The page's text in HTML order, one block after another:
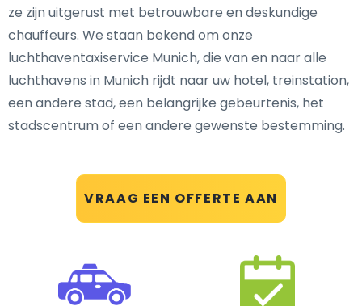
VRAAG EEN OFFERTE AAN
ze zijn uitgerust met betrouwbare en deskundige
chauffeurs. We staan bekend om onze
luchthaventaxiservice Munich, die van en naar alle
luchthavens in Munich rijdt naar uw hotel, treinstation,
een andere stad, een belangrijke gebeurtenis, het
stadscentrum of een andere gewenste bestemming.